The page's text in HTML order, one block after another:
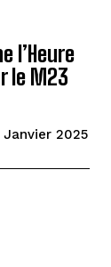
l’Heure
le M23
Janvier 2025